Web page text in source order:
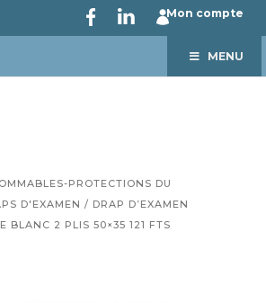
Mon compte
MENU
PROTECTIONS DU
D'EXAMEN / DRAP D’EXAMEN
BLANC 2 PLIS 50×35 121 FTS